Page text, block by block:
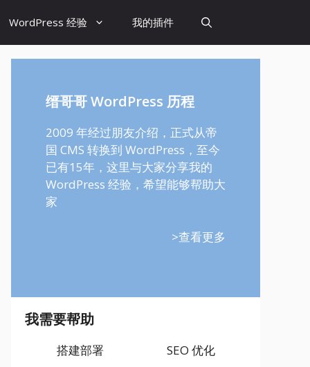
WordPress 经验 我的插件
缙哥哥 WordPress 历程
2009 年经过朋友介绍，正式从帝
国 CMS 转换到 WordPress，至今
已有15年，这里与大家分享我的
WordPress 经验，希望能够帮助大
家
>查看更多
我需要帮助
搭建部署 SEO 优化